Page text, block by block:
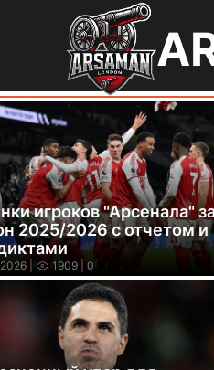
игроков "Арсенала"
2025/2026 с отчетом и
| 1909 | 0